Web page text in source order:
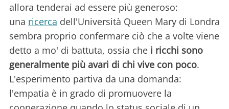
allora tenderai ad essere più generoso:
una ricerca dell'Università Queen Mary di Londra
sembra proprio confermare ciò che a volte viene
detto a mo' di battuta, ossia che i ricchi sono
generalmente più avari di chi vive con poco.
L'esperimento partiva da una domanda:
l'empatia è in grado di promuovere la